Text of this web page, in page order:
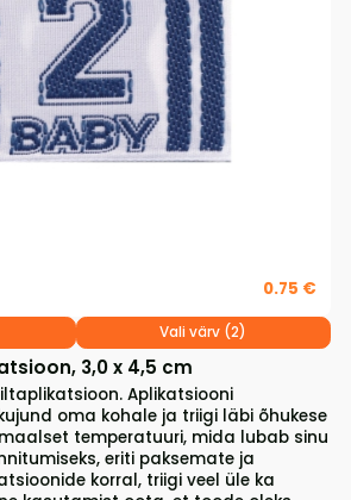
3,0 x 4,5 cm
Aplikatsiooni
oma kohale ja triigi läbi õhukese
temperatuuri, mida lubab sinu
eriti paksemate ja
korral, triigi veel üle ka
0.75 €
Vali värv (2)